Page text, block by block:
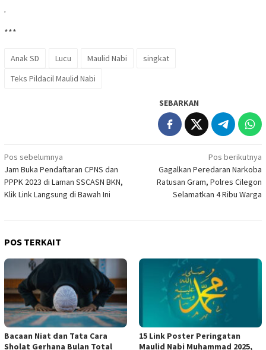
.
***
Anak SD Lucu Maulid Nabi
singkat
Teks Pildacil Maulid Nabi
SEBARKAN
Navigasi
pos
Pos sebelumnya
Jam Buka Pendaftaran CPNS dan
PPPK 2023 di Laman SSCASN BKN,
Klik Link Langsung di Bawah Ini
Pos berikutnya
Gagalkan Peredaran Narkoba
Ratusan Gram, Polres Cilegon
Selamatkan 4 Ribu Warga
POS TERKAIT
Bacaan Niat dan Tata Cara
Sholat Gerhana Bulan Total
15 Link Poster Peringatan
Maulid Nabi Muhammad 2025,